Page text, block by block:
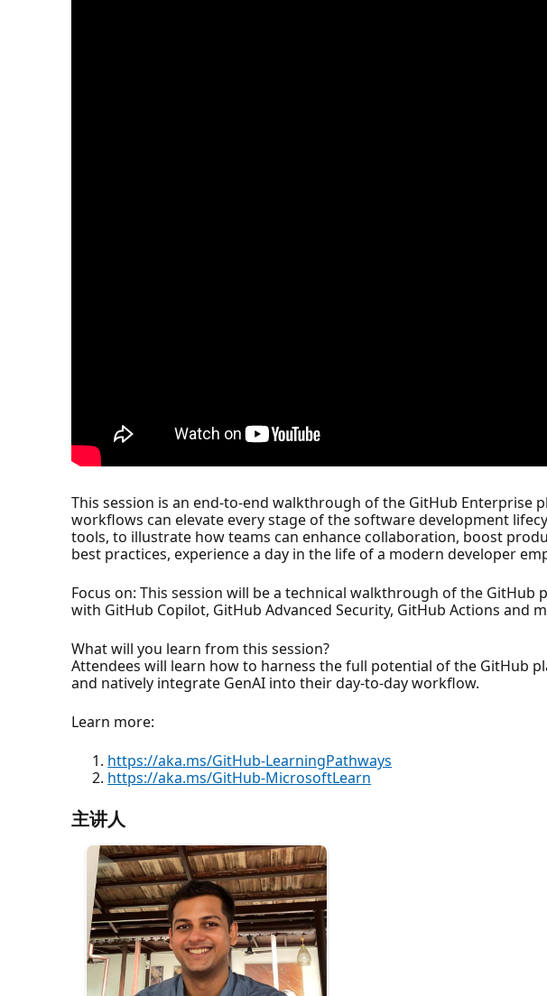
This session is an end-to-end walkthrough of the GitHub
workflows can elevate every stage of the software development
tools, to illustrate how teams can enhance collaboration, boost
best practices, experience a day in the life of a modern developer
Focus on: This session will be a technical walkthrough of the
with GitHub Copilot, GitHub Advanced Security, GitHub Actions and
What will you learn from this session?
Attendees will learn how to harness the full potential of the GitHub
and natively integrate GenAI into their day-to-day workflow.
Learn more:
https://aka.ms/GitHub-LearningPathways
https://aka.ms/GitHub-MicrosoftLearn
主讲人